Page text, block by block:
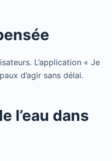
L’application « Je
d’agir sans délai.
l’eau dans